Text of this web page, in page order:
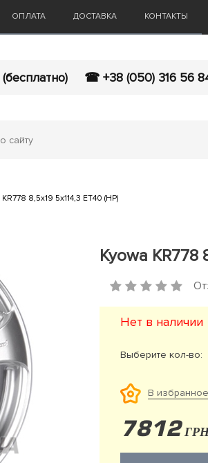
ОПЛАТА ДОСТАВКА КОНТАКТЫ
☎ +38 (050) 316 56
8,5x19 5x114,3 ET40 (HP)
Kyowa KR778
Нет в наличии
Выберите кол-во:
В избранное
7812